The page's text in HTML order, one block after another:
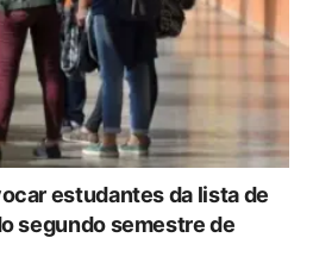
estudantes da lista de
segundo semestre de